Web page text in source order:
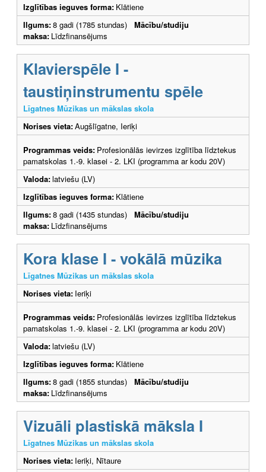
Izglītības ieguves forma: Klātiene
Ilgums:8 gadi (1785 stundas) Mācību/studiju
maksa: Līdzfinansējums
Klavierspēle I -
taustiņinstrumentu spēle
Līgatnes Mūzikas un mākslas skola
Norises vieta:Augšlīgatne, Ieriķi
Programmas veids: Profesionālās ievirzes izglītība līdztekus
pamatskolas 1.-9. klasei - 2. LKI (programma ar kodu 20V)
Valoda:latviešu (LV)
Izglītības ieguves forma: Klātiene
Ilgums:8 gadi (1435 stundas) Mācību/studiju
maksa: Līdzfinansējums
Kora klase I - vokālā mūzika
Līgatnes Mūzikas un mākslas skola
Norises vieta: Ieriķi
Programmas veids: Profesionālās ievirzes izglītība līdztekus
pamatskolas 1.-9. klasei - 2. LKI (programma ar kodu 20V)
Valoda:latviešu (LV)
Izglītības ieguves forma: Klātiene
Ilgums:8 gadi (1855 stundas) Mācību/studiju
maksa: Līdzfinansējums
Vizuāli plastiskā māksla I
Līgatnes Mūzikas un mākslas skola
Norises vieta: Ieriķi, Nītaure